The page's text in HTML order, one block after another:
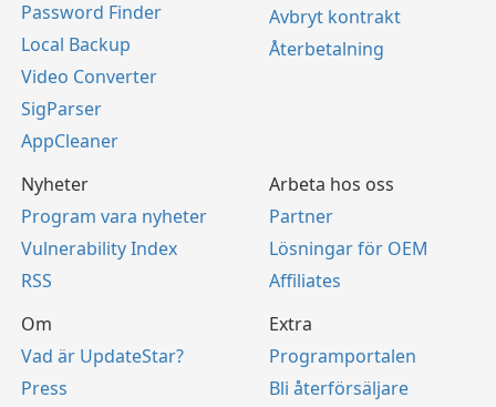
Password Finder
Local Backup
Video Converter
SigParser
AppCleaner
Avbryt kontrakt
Återbetalning
Nyheter
Program vara nyheter
Vulnerability Index
RSS
Arbeta hos oss
Partner
Lösningar för OEM
Affiliates
Om
Vad är UpdateStar?
Press
Extra
Programportalen
Bli återförsäljare